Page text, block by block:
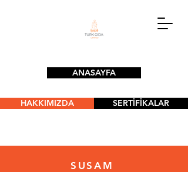
ANASAYFA
HAKKIMIZDA SERTİFİKALAR
SUSAM